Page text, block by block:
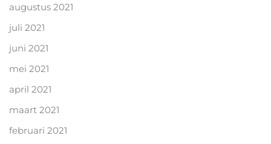
augustus 2021
juli 2021
juni 2021
mei 2021
april 2021
maart 2021
februari 2021